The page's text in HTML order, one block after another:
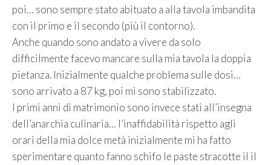
poi… sono sempre stato abituato a alla tavola imbandita
con il primo e il secondo (più il contorno).
Anche quando sono andato a vivere da solo
difficilmente facevo mancare sulla mia tavola la doppia
pietanza. Inizialmente qualche problema sulle dosi…
sono arrivato a 87 kg, poi mi sono stabilizzato.
I primi anni di matrimonio sono invece stati all’insegna
dell’anarchia culinaria… l’inaffidabilità rispetto agli
orari della mia dolce metà inizialmente mi ha fatto
sperimentare quanto fanno schifo le paste stracotte il il